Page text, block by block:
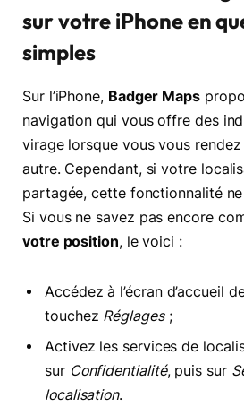
sur votre iPhone en
simples
Sur l’iPhone, Badger Maps
navigation qui vous offre des
virage lorsque vous vous rendez
autre. Cependant, si votre
partagée, cette fonctionnalité
Si vous ne savez pas encore
votre position, le voici :
Accédez à l’écran d’accueil
touchez Réglages;
Activez les services de
sur Confidentialité, puis sur
localisation.